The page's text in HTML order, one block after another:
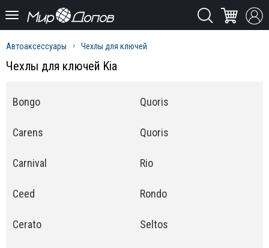
Автоаксессуары Чехлы для ключей
Чехлы для ключей Kia
Bongo
Carens
Carnival
Ceed
Cerato
Quoris
Quoris
Rio
Rondo
Seltos